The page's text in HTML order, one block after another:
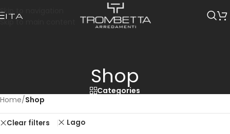
Skip to navigation
Skip to main content
ITA
Shop
Categories
Home/Shop
Clear filters Lago